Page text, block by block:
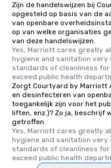
Zijn de handelswijzen bij
opgesteld op basis van de
van openbare
op van welke organisaties
van deze handelswijzen.
Yes, Marriott cares greatly
hygiene and sanitation
standards of cleanliness
exceed public health
Zorgt Courtyard by Marriott
en desinfecteren van
toegankelijk zijn voor het
liften, enz.)? Zo ja, beschrijf
getroffen.
Yes, Marriott cares greatly
hygiene and sanitation
standards of cleanliness
exceed public health